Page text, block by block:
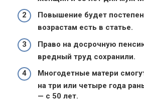
Повышение будет
возрастам есть в статье.
Право на досрочную
вредный труд сохранили.
Многодетные матери
на три или четыре года
— с 50 лет.